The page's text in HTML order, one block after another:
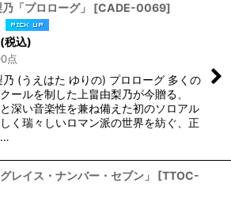
乃「プロローグ」 [CADE-0069]
(税込)
点
乃 (うえはた ゆりの) プロローグ 多くの
ールを制した上畠由梨乃が今贈る、
深い音楽性を兼ね備えた初のソロアル
く瑞々しいロマン派の世界を紡ぐ、正
…
レイス・ナンバー・セブン」 [TTOC-